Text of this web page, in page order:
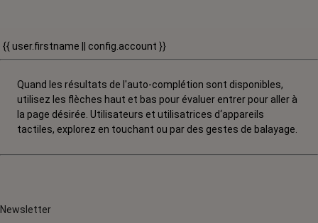
{{ user.firstname || config.account }}
Quand les résultats de l'auto-complétion sont disponibles,
utilisez les flèches haut et bas pour évaluer entrer pour aller à
la page désirée. Utilisateurs et utilisatrices d‘appareils
tactiles, explorez en touchant ou par des gestes de balayage.
Newsletter